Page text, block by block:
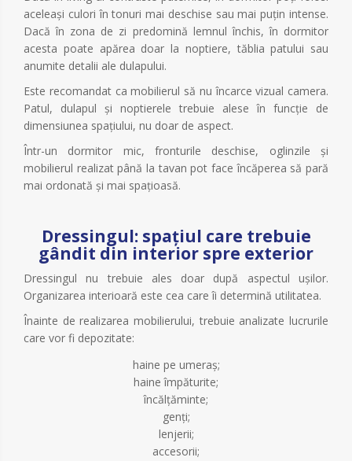
aceleași culori în tonuri mai deschise sau mai puțin intense.
Dacă în zona de zi predomină lemnul închis, în dormitor
acesta poate apărea doar la noptiere, tăblia patului sau
anumite detalii ale dulapului.
Este recomandat ca mobilierul să nu încarce vizual camera.
Patul, dulapul și noptierele trebuie alese în funcție de
dimensiunea spațiului, nu doar de aspect.
Într-un dormitor mic, fronturile deschise, oglinzile și
mobilierul realizat până la tavan pot face încăperea să pară
mai ordonată și mai spațioasă.
Dressingul: spațiul care trebuie
gândit din interior spre exterior
Dressingul nu trebuie ales doar după aspectul ușilor.
Organizarea interioară este cea care îi determină utilitatea.
Înainte de realizarea mobilierului, trebuie analizate lucrurile
care vor fi depozitate:
haine pe umeraș;
haine împăturite;
încălțăminte;
genți;
lenjerii;
accesorii;